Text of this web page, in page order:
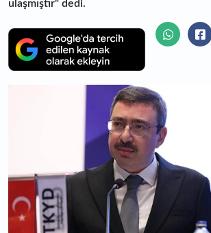
ulaşmıştır" dedi.